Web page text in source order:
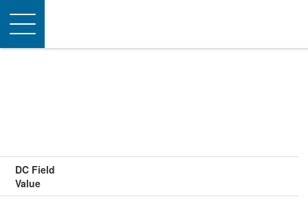
Toggle
navigation
DC Field
Value